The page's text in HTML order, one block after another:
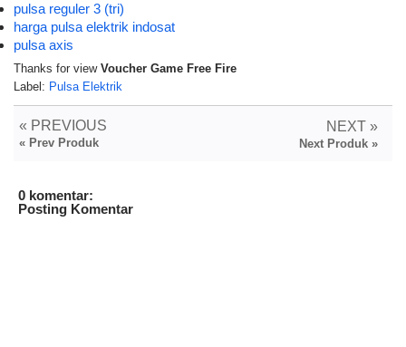
pulsa reguler 3 (tri)
harga pulsa elektrik indosat
pulsa axis
Thanks for view Voucher Game Free Fire
Label: Pulsa Elektrik
« PREVIOUS
« Prev Produk
NEXT »
Next Produk »
0 komentar:
Posting Komentar